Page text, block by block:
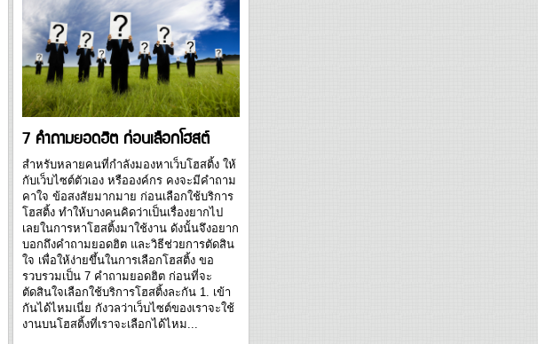
เพราะการจดทะเบียนโดเมนเนม เป็นระบบที่
ใช้ร่วมกันทั่วทั้งโลก หากเราเจอชื่อที่อยาก
จะจดทะเบียน และตรวจสอบแล้วว่ายังไม่มีผู้
จดทะเบียน แต่ชะล่าใจ...
7 คำถามยอดฮิต ก่อนเลือกโฮสต์
สำหรับหลายคนที่กำลังมองหาเว็บโฮสติ้ง ให้
กับเว็บไซต์ตัวเอง หรือองค์กร คงจะมีคำถาม
คาใจ ข้อสงสัยมากมาย ก่อนเลือกใช้บริการ
โฮสติ้ง ทำให้บางคนคิดว่าเป็นเรื่องยากไป
เลยในการหาโฮสติ้งมาใช้งาน ดังนั้นจึงอยาก
บอกถึงคำถามยอดฮิต และวิธีช่วยการตัดสิน
ใจ เพื่อให้ง่ายขึ้นในการเลือกโฮสติ้ง ขอ
รวบรวมเป็น 7 คำถามยอดฮิต ก่อนที่จะ
ตัดสินใจเลือกใช้บริการโฮสติ้งละกัน 1. เข้า
กันได้ไหมเนี่ย กังวลว่าเว็บไซต์ของเราจะใช้
งานบนโฮสติ้งที่เราจะเลือกได้ไหม...